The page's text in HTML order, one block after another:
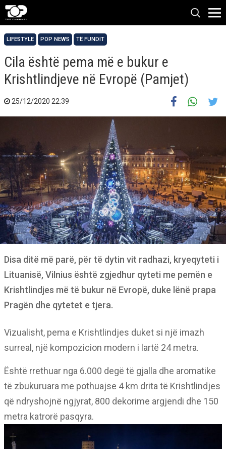
LIFESTYLE POP NEWS TË FUNDIT
Cila është pema më e bukur e
Krishtlindjeve në Evropë (Pamjet)
25/12/2020 22:39
Disa ditë më parë, për të dytin vit radhazi, kryeqyteti i
Lituanisë, Vilnius është zgjedhur qyteti me pemën e
Krishtlindjes më të bukur në Evropë, duke lënë prapa
Pragën dhe qytetet e tjera.
Vizualisht, pema e Krishtlindjes duket si një imazh
surreal, një kompozicion modern i lartë 24 metra.
Është rrethuar nga 6.000 degë të gjalla dhe aromatike
të zbukuruara me pothuajse 4 km drita të Krishtlindjes
që ndryshojnë ngjyrat, 800 dekorime argjendi dhe 150
metra katrorë pasqyra.